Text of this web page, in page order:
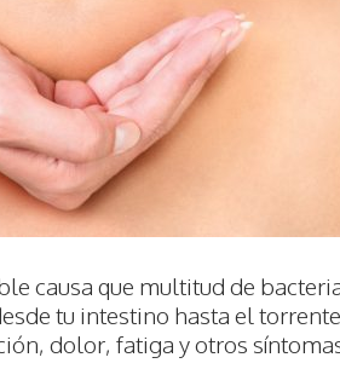
causa que multitud de
tu intestino hasta el
dolor, fatiga y otros